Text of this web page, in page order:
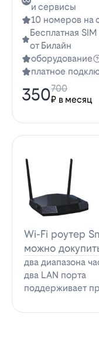
и сервисы
10 номеров на
Бесплатная
от Билайн
оборудование
платное
350₽ в месяц
700
Wi-Fi роутер
можно
два диапазона
два LAN порта
поддерживает